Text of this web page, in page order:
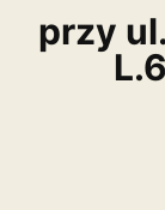
przy